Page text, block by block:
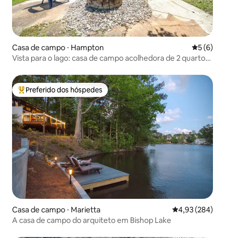
Casa de campo ⋅ Hampton 5 de
5 (6)
Vista para o lago: casa de campo acolhedora de 2 quartos
Entre os melhores preferidos dos hóspedes
Preferido dos hóspedes
Casa de campo ⋅ Marietta 4,93 de uma
4,93 (284)
A casa de campo do arquiteto em Bishop Lake